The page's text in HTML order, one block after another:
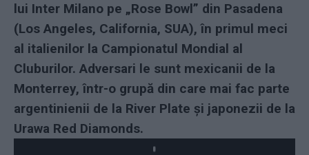
lui Inter Milano pe „Rose Bowl” din Pasadena
(Los Angeles, California, SUA), în primul meci
al italienilor la Campionatul Mondial al
Cluburilor. Adversari le sunt mexicanii de la
Monterrey, într-o grupă din care mai fac parte
argentinienii de la River Plate și japonezii de la
Urawa Red Diamonds.